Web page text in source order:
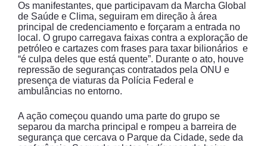
Os manifestantes, que participavam da Marcha Global
de Saúde e Clima, seguiram em direção à área
principal de credenciamento e forçaram a entrada no
local. O grupo carregava faixas contra a exploração de
petróleo e cartazes com frases para taxar bilionários e
“é culpa deles que está quente”. Durante o ato, houve
repressão de seguranças contratados pela ONU e
presença de viaturas da Polícia Federal e
ambulâncias no entorno.
A ação começou quando uma parte do grupo se
separou da marcha principal e rompeu a barreira de
segurança que cercava o Parque da Cidade, sede da